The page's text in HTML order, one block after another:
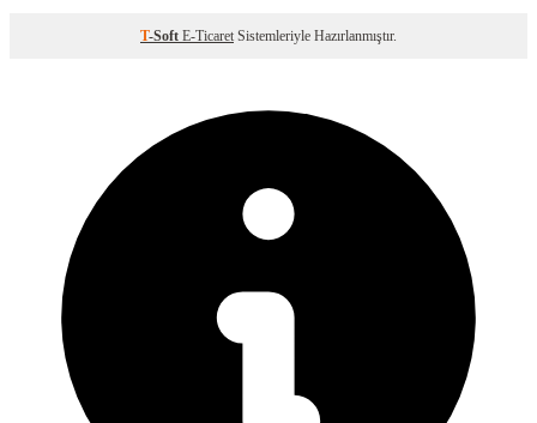
T-Soft E-Ticaret Sistemleriyle Hazırlanmıştır.